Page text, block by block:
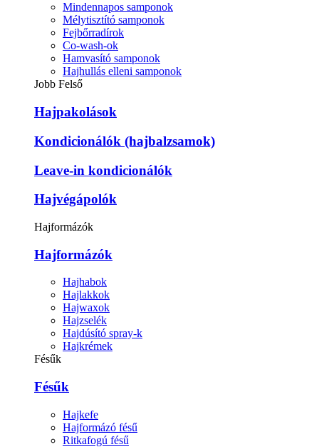
Mindennapos samponok
Mélytisztító samponok
Fejbőrradírok
Co-wash-ok
Hamvasító samponok
Hajhullás elleni samponok
Jobb Felső
Hajpakolások
Kondicionálók (hajbalzsamok)
Leave-in kondicionálók
Hajvégápolók
Hajformázók
Hajformázók
Hajhabok
Hajlakkok
Hajwaxok
Hajzselék
Hajdúsító spray-k
Hajkrémek
Fésűk
Fésűk
Hajkefe
Hajformázó fésű
Ritkafogú fésű